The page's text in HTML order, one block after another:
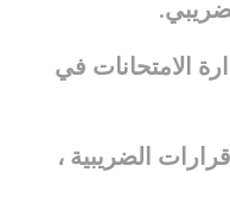
الامتحانات في
الضريبية ،